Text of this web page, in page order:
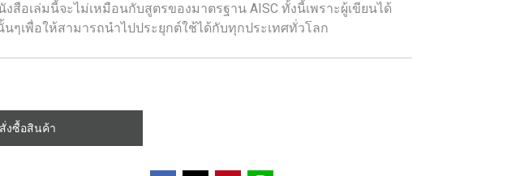
สือเล่มนี้จะไม่เหมือนกับสูตรของมาตรฐาน AISC ทั้งนี้เพราะผู้เขียนได้
ๆเพื่อให้สามารถนำไปประยุกต์ใช้ได้กับทุกประเทศทั่วโลก
สั่งซื้อสินค้า